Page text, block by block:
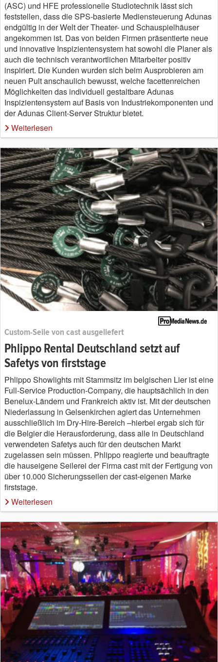
(ASC) und HFE professionelle Studiotechnik lässt sich
feststellen, dass die SPS-basierte Mediensteuerung Adunas
endgültig in der Welt der Theater- und Schauspielhäuser
angekommen ist. Das von beiden Firmen präsentierte neue
und innovative Inspizientensystem hat sowohl die Planer als
auch die technisch verantwortlichen Mitarbeiter positiv
inspiriert. Die Kunden wurden sich beim Ausprobieren am
neuen Pult anschaulich bewusst, welche facettenreichen
Möglichkeiten das individuell gestaltbare Adunas
Inspizientensystem auf Basis von Industriekomponenten und
der Adunas Client-Server Struktur bietet.
Weiterlesen
Custom-Seile von cast ausgeliefert
Phlippo Rental Deutschland setzt auf
Safetys von firststage
Phlippo Showlights mit Stammsitz im belgischen Lier ist eine
Full-Service Production-Company, die hauptsächlich in den
Benelux-Ländern und Frankreich aktiv ist. Mit der deutschen
Niederlassung in Gelsenkirchen agiert das Unternehmen
ausschließlich im Dry-Hire-Bereich –hierbei ergab sich für
die Belgier die Herausforderung, dass alle in Deutschland
verwendeten Safetys auch für den deutschen Markt
zugelassen sein müssen. Phlippo reagierte und beauftragte
die hauseigene Seilerei der Firma cast mit der Fertigung von
über 10.000 Sicherungsseilen der cast-eigenen Marke
firststage.
Weiterlesen